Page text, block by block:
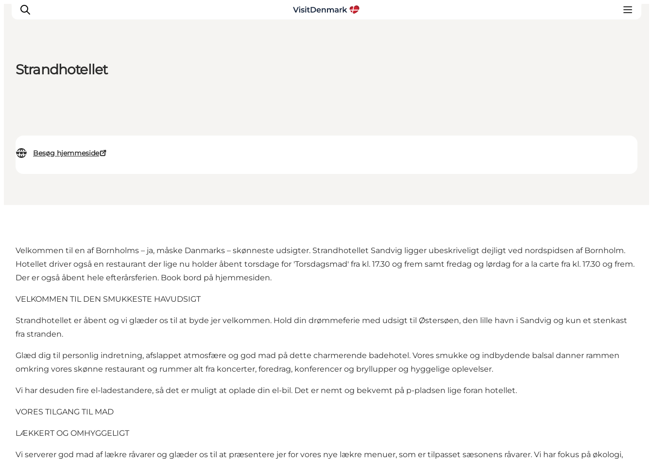
Strandhotellet
Besøg hjemmeside
Velkommen til en af Bornholms – ja, måske Danmarks – skønneste udsigter. Strandhotellet Sandvig ligger ubeskriveligt dejligt ved nordspidsen af Bornholm.
Hotellet driver også en restaurant der lige nu holder åbent torsdage for 'Torsdagsmad' fra kl. 17.30 og frem samt fredag og lørdag for a la carte fra kl. 17.30 og frem.
Der er også åbent hele efterårsferien. Book bord på hjemmesiden.
VELKOMMEN TIL DEN SMUKKESTE HAVUDSIGT
Strandhotellet er åbent og vi glæder os til at byde jer velkommen. Hold din drømmeferie med udsigt til Østersøen, den lille havn i Sandvig og kun et stenkast
fra stranden.
Glæd dig til personlig indretning, afslappet atmosfære og god mad på dette charmerende badehotel. Vores smukke og indbydende balsal danner rammen
omkring vores skønne restaurant og rummer alt fra koncerter, foredrag, konferencer og bryllupper og hyggelige oplevelser.
Vi har desuden fire el-ladestandere, så det er muligt at oplade din el-bil. Det er nemt og bekvemt på p-pladsen lige foran hotellet.
VORES TILGANG TIL MAD
LÆKKERT OG OMHYGGELIGT
Vi serverer god mad af lækre råvarer og glæder os til at præsentere jer for vores nye lækre menuer, som er tilpasset sæsonens råvarer. Vi har fokus på økologi,